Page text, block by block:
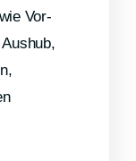
Vor-